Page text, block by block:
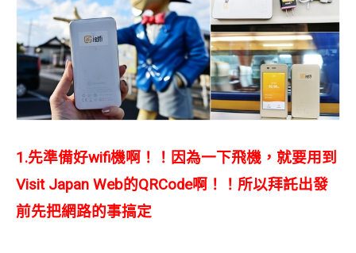
1.先準備好wifi機啊！！因為一下飛機，就要用到
Visit Japan Web的QRCode啊！！所以拜託出發
前先把網路的事搞定